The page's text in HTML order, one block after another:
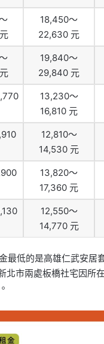
18,450～
22,630 元
19,840～
29,840 元
13,230～
16,810 元
12,810～
14,530 元
13,820～
17,360 元
12,550～
14,770 元
最低的是高雄仁武安居
北市兩處板橋社宅因所